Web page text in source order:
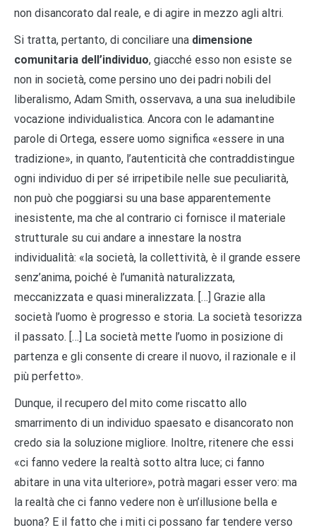
non disancorato dal reale, e di agire in mezzo agli altri.
Si tratta, pertanto, di conciliare una dimensione
comunitaria dell’individuo, giacché esso non esiste se
non in società, come persino uno dei padri nobili del
liberalismo, Adam Smith, osservava, a una sua ineludibile
vocazione individualistica. Ancora con le adamantine
parole di Ortega, essere uomo significa «essere in una
tradizione», in quanto, l’autenticità che contraddistingue
ogni individuo di per sé irripetibile nelle sue peculiarità,
non può che poggiarsi su una base apparentemente
inesistente, ma che al contrario ci fornisce il materiale
strutturale su cui andare a innestare la nostra
individualità: «la società, la collettività, è il grande essere
senz’anima, poiché è l’umanità naturalizzata,
meccanizzata e quasi mineralizzata. […] Grazie alla
società l’uomo è progresso e storia. La società tesorizza
il passato. […] La società mette l’uomo in posizione di
partenza e gli consente di creare il nuovo, il razionale e il
più perfetto».
Dunque, il recupero del mito come riscatto allo
smarrimento di un individuo spaesato e disancorato non
credo sia la soluzione migliore. Inoltre, ritenere che essi
«ci fanno vedere la realtà sotto altra luce; ci fanno
abitare in una vita ulteriore», potrà magari esser vero: ma
la realtà che ci fanno vedere non è un’illusione bella e
buona? E il fatto che i miti ci possano far tendere verso